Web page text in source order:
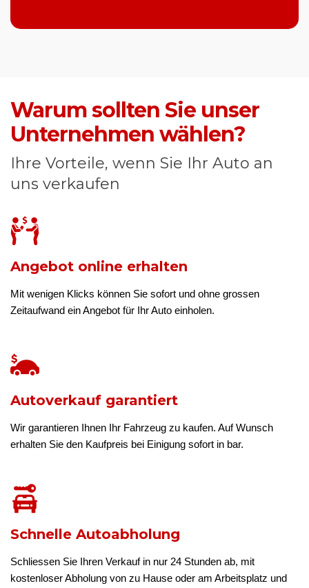
Warum sollten Sie unser
Unternehmen wählen?
Ihre Vorteile, wenn Sie Ihr Auto an
uns verkaufen
Angebot online erhalten
Mit wenigen Klicks können Sie sofort und ohne grossen
Zeitaufwand ein Angebot für Ihr Auto einholen.
Autoverkauf garantiert
Wir garantieren Ihnen Ihr Fahrzeug zu kaufen. Auf Wunsch
erhalten Sie den Kaufpreis bei Einigung sofort in bar.
Schnelle Autoabholung
Schliessen Sie Ihren Verkauf in nur 24 Stunden ab, mit
kostenloser Abholung von zu Hause oder am Arbeitsplatz und